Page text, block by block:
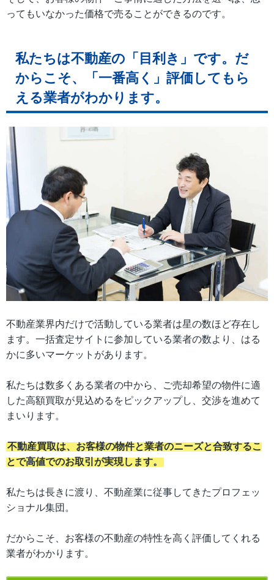
ってもいなかった価格で売ることができるのです。
私たちは不動産の「目利き」です。だ
からこそ、「一番高く」評価してもら
える業者がわかります。
不動産業界内だけで活動している業者は星の数ほど存在し
ます。一括査定サイトに参加している業者の数より、はる
かに多いマーケットがあります。
私たちは数多くある業者の中から、ご売却希望の物件に適
した高額買取が見込めるをピックアップし、交渉を進めて
まいります。
不動産買取は、お客様の物件と業者のニーズと合致するこ
とで高値でのお取引が実現します。
私たちは長きに渡り、不動産業に従事してきたプロフェッ
ショナル集団。
だからこそ、お客様の不動産の特性を高く評価してくれる
業者がわかります。